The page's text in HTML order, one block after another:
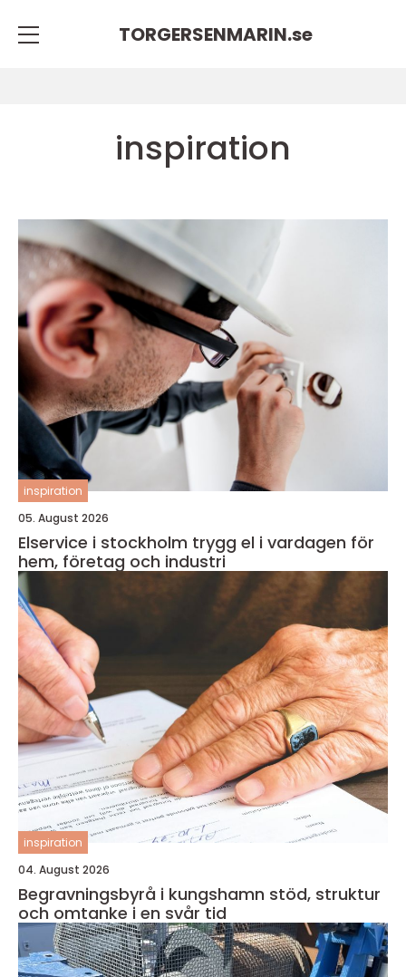
TORGERSENMARIN.se
inspiration
inspiration
05. August 2026
Elservice i stockholm trygg el i vardagen för
hem, företag och industri
inspiration
04. August 2026
Begravningsbyrå i kungshamn stöd, struktur
och omtanke i en svår tid